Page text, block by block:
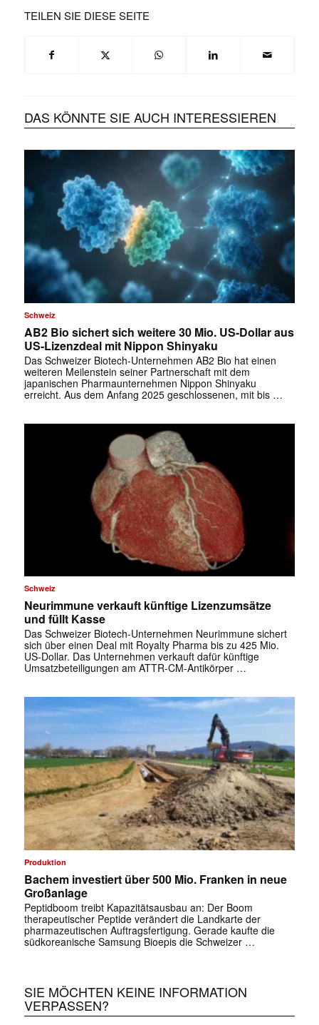
TEILEN SIE DIESE SEITE
DAS KÖNNTE SIE AUCH INTERESSIEREN
Schweiz
AB2 Bio sichert sich weitere 30 Mio. US-Dollar aus
US-Lizenzdeal mit Nippon Shinyaku
Das Schweizer Biotech-Unternehmen AB2 Bio hat einen
weiteren Meilenstein seiner Partnerschaft mit dem
japanischen Pharmaunternehmen Nippon Shinyaku
erreicht. Aus dem Anfang 2025 geschlossenen, mit bis …
Schweiz
Neurimmune verkauft künftige Lizenzumsätze
und füllt Kasse
Das Schweizer Biotech-Unternehmen Neurimmune sichert
sich über einen Deal mit Royalty Pharma bis zu 425 Mio.
US-Dollar. Das Unternehmen verkauft dafür künftige
Umsatzbeteiligungen am ATTR-CM-Antikörper …
Produktion
Bachem investiert über 500 Mio. Franken in neue
Großanlage
Peptidboom treibt Kapazitätsausbau an: Der Boom
therapeutischer Peptide verändert die Landkarte der
pharmazeutischen Auftragsfertigung. Gerade kaufte die
südkoreanische Samsung Bioepis die Schweizer …
SIE MÖCHTEN KEINE INFORMATION
VERPASSEN?